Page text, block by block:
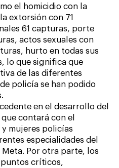
el homicidio con la
extorsión con 71
61 capturas, porte
actos sexuales con
hurto en todas sus
lo que significa que
de las diferentes
policía se han podido
en el desarrollo del
contará con el
mujeres policías
especialidades del
Por otra parte, los
puntos críticos,